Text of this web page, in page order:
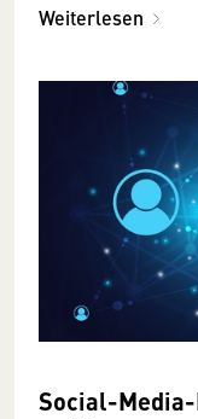
Weiterlesen
Social-